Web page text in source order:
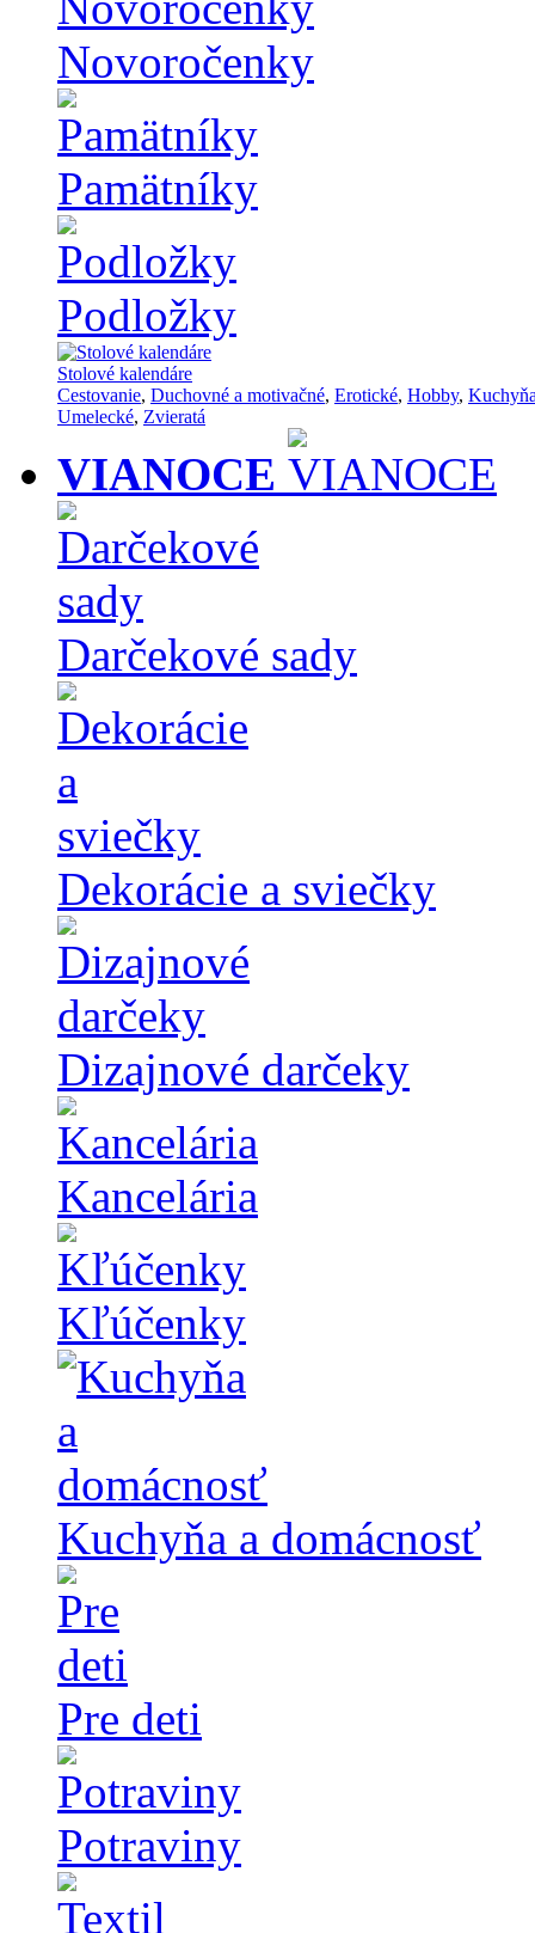
Novoročenky
Pamätníky
Podložky
Stolové kalendáre
Cestovanie, Duchovné a motivačné, Erotické, Hobby,
Umelecké, Zvieratá
VIANOCE
Darčekové sady
Dekorácie a sviečky
Dizajnové darčeky
Kancelária
Kľúčenky
Kuchyňa a domácnosť
Pre deti
Potraviny